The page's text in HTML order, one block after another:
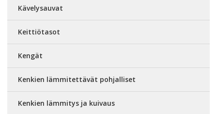
Kävelysauvat
Keittiötasot
Kengät
Kenkien lämmitettävät pohjalliset
Kenkien lämmitys ja kuivaus